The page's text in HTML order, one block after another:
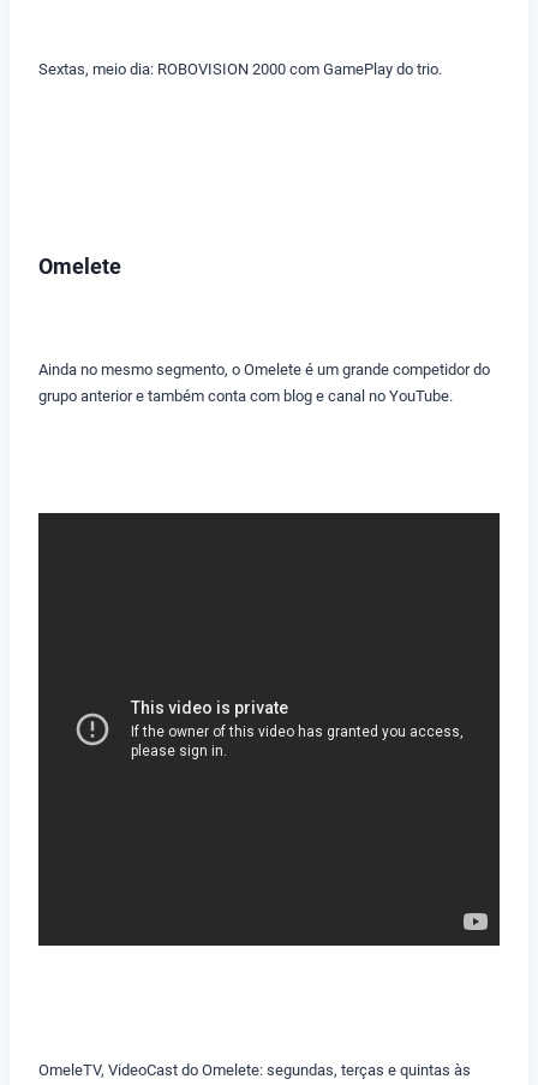
Sextas, meio dia: ROBOVISION 2000 com GamePlay do trio.
Omelete
Ainda no mesmo segmento, o Omelete é um grande competidor do
grupo anterior e também conta com blog e canal no YouTube.
OmeleTV, VideoCast do Omelete: segundas, terças e quintas às